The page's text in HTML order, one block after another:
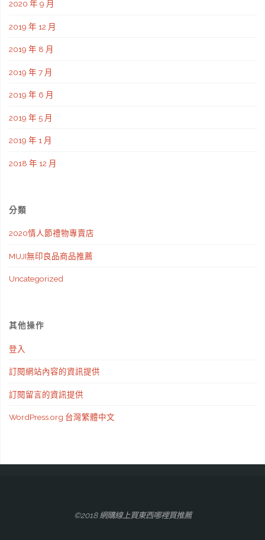
2020 年 9 月
2019 年 12 月
2019 年 8 月
2019 年 7 月
2019 年 6 月
2019 年 5 月
2019 年 1 月
2018 年 12 月
分類
2020情人節禮物專賣店
MUJI無印良品商品推薦
Uncategorized
其他操作
登入
訂閱網站內容的資訊提供
訂閱留言的資訊提供
WordPress.org 台灣繁體中文
©2018 網購線上買東西哪裡買推薦